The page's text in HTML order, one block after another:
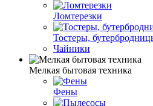
Ломтерезки
Тостеры,
Чайники
Мелкая бытовая техника
Фены